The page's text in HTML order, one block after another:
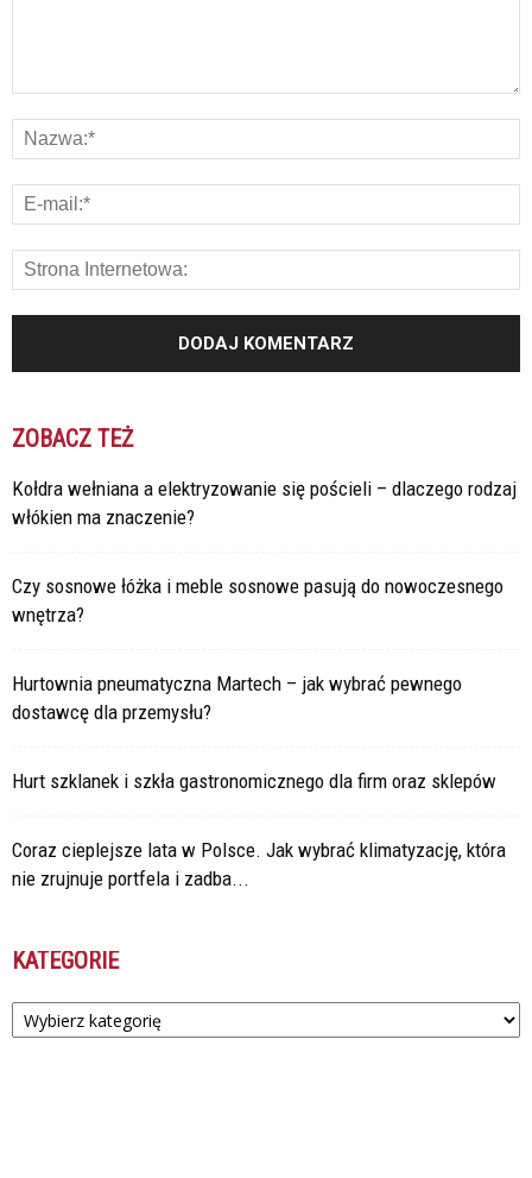
ZOBACZ TEŻ
Kołdra wełniana a elektryzowanie się pościeli – dlaczego rodzaj
włókien ma znaczenie?
Czy sosnowe łóżka i meble sosnowe pasują do nowoczesnego
wnętrza?
Hurtownia pneumatyczna Martech – jak wybrać pewnego
dostawcę dla przemysłu?
Hurt szklanek i szkła gastronomicznego dla firm oraz sklepów
Coraz cieplejsze lata w Polsce. Jak wybrać klimatyzację, która
nie zrujnuje portfela i zadba...
KATEGORIE
Kategorie